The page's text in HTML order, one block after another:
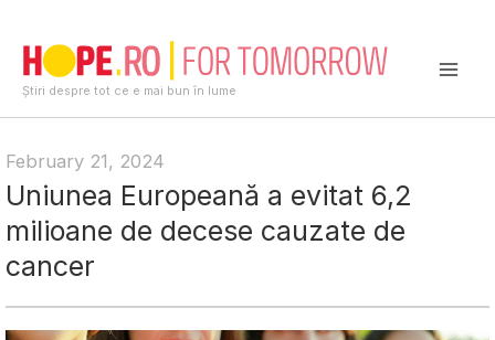
content
Știri despre tot ce e mai bun în lume
February 21, 2024
Uniunea Europeană a evitat 6,2
milioane de decese cauzate de
cancer